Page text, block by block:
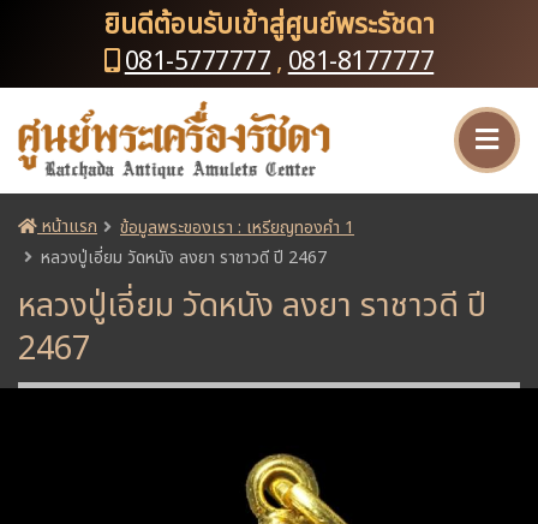
ยินดีต้อนรับเข้าสู่ศูนย์พระรัชดา
081-5777777, 081-8177777
หน้าแรก
ข้อมูลพระของเรา : เหรียญทองคำ 1
หลวงปู่เอี่ยม วัดหนัง ลงยา ราชาวดี ปี 2467
หลวงปู่เอี่ยม วัดหนัง ลงยา ราชาวดี ปี
2467